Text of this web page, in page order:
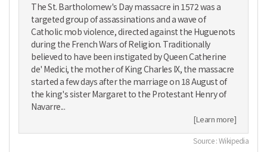
The St. Bartholomew's Day massacre in 1572 was a
targeted group of assassinations and a wave of
Catholic mob violence, directed against the Huguenots
during the French Wars of Religion. Traditionally
believed to have been instigated by Queen Catherine
de' Medici, the mother of King Charles IX, the massacre
started a few days after the marriage on 18 August of
the king's sister Margaret to the Protestant Henry of
Navarre...
[Learn more]
Source : Wikipedia